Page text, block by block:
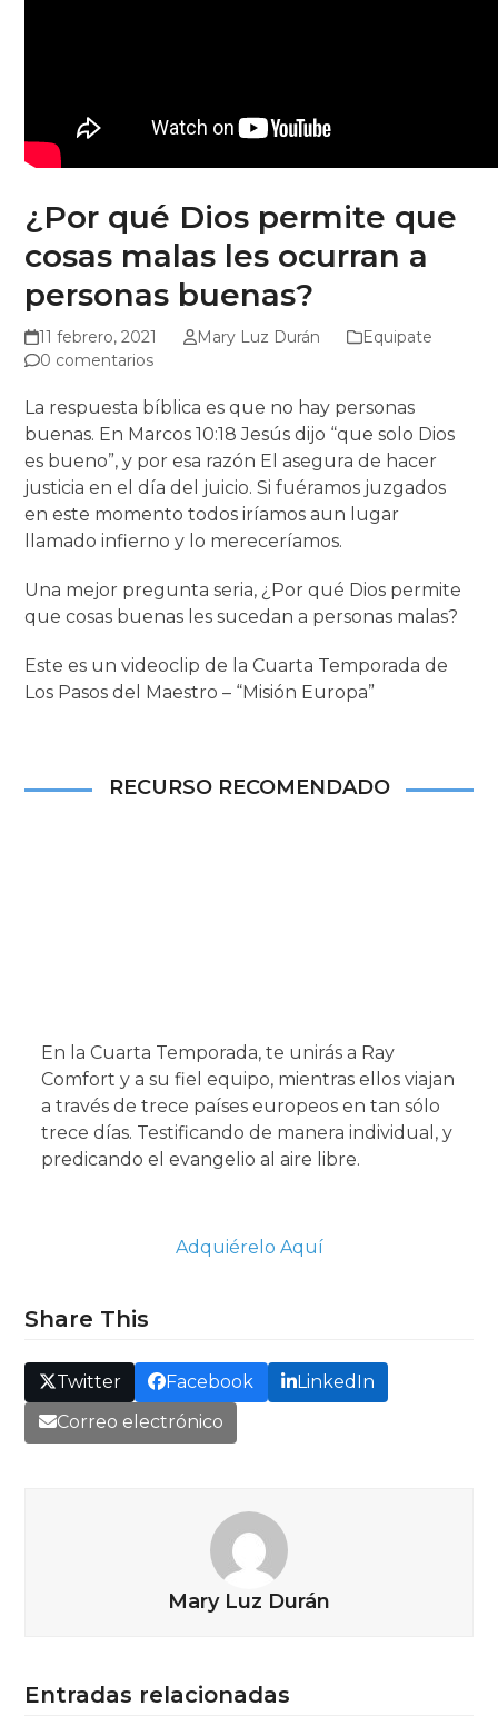
¿Por qué Dios permite que
cosas malas les ocurran a
personas buenas?
11 febrero, 2021 Mary Luz Durán
Equipate
0 comentarios
La respuesta bíblica es que no hay personas
buenas. En Marcos10:18Jesús dijo “que solo Dios
es bueno”, y por esa razón El asegura de hacer
justicia en el día del juicio. Si fuéramos juzgados
en este momento todos iríamos aun lugar
llamado infierno y lo mereceríamos.
Una mejor pregunta seria, ¿Por qué Dios permite
que cosas buenas les sucedan a personas malas?
Este es un videoclip de la Cuarta Temporada de
Los Pasos del Maestro – “Misión Europa”
RECURSO RECOMENDADO
En la Cuarta Temporada, te unirás a Ray
Comfort y a su fiel equipo, mientras ellos viajan
a través de trece países europeos en tan sólo
trece días. Testificando de manera individual, y
predicando el evangelio al aire libre.
Adquiérelo Aquí
Share This
Twitter Facebook
LinkedIn
Correo electrónico
Mary Luz Durán
Entradas relacionadas